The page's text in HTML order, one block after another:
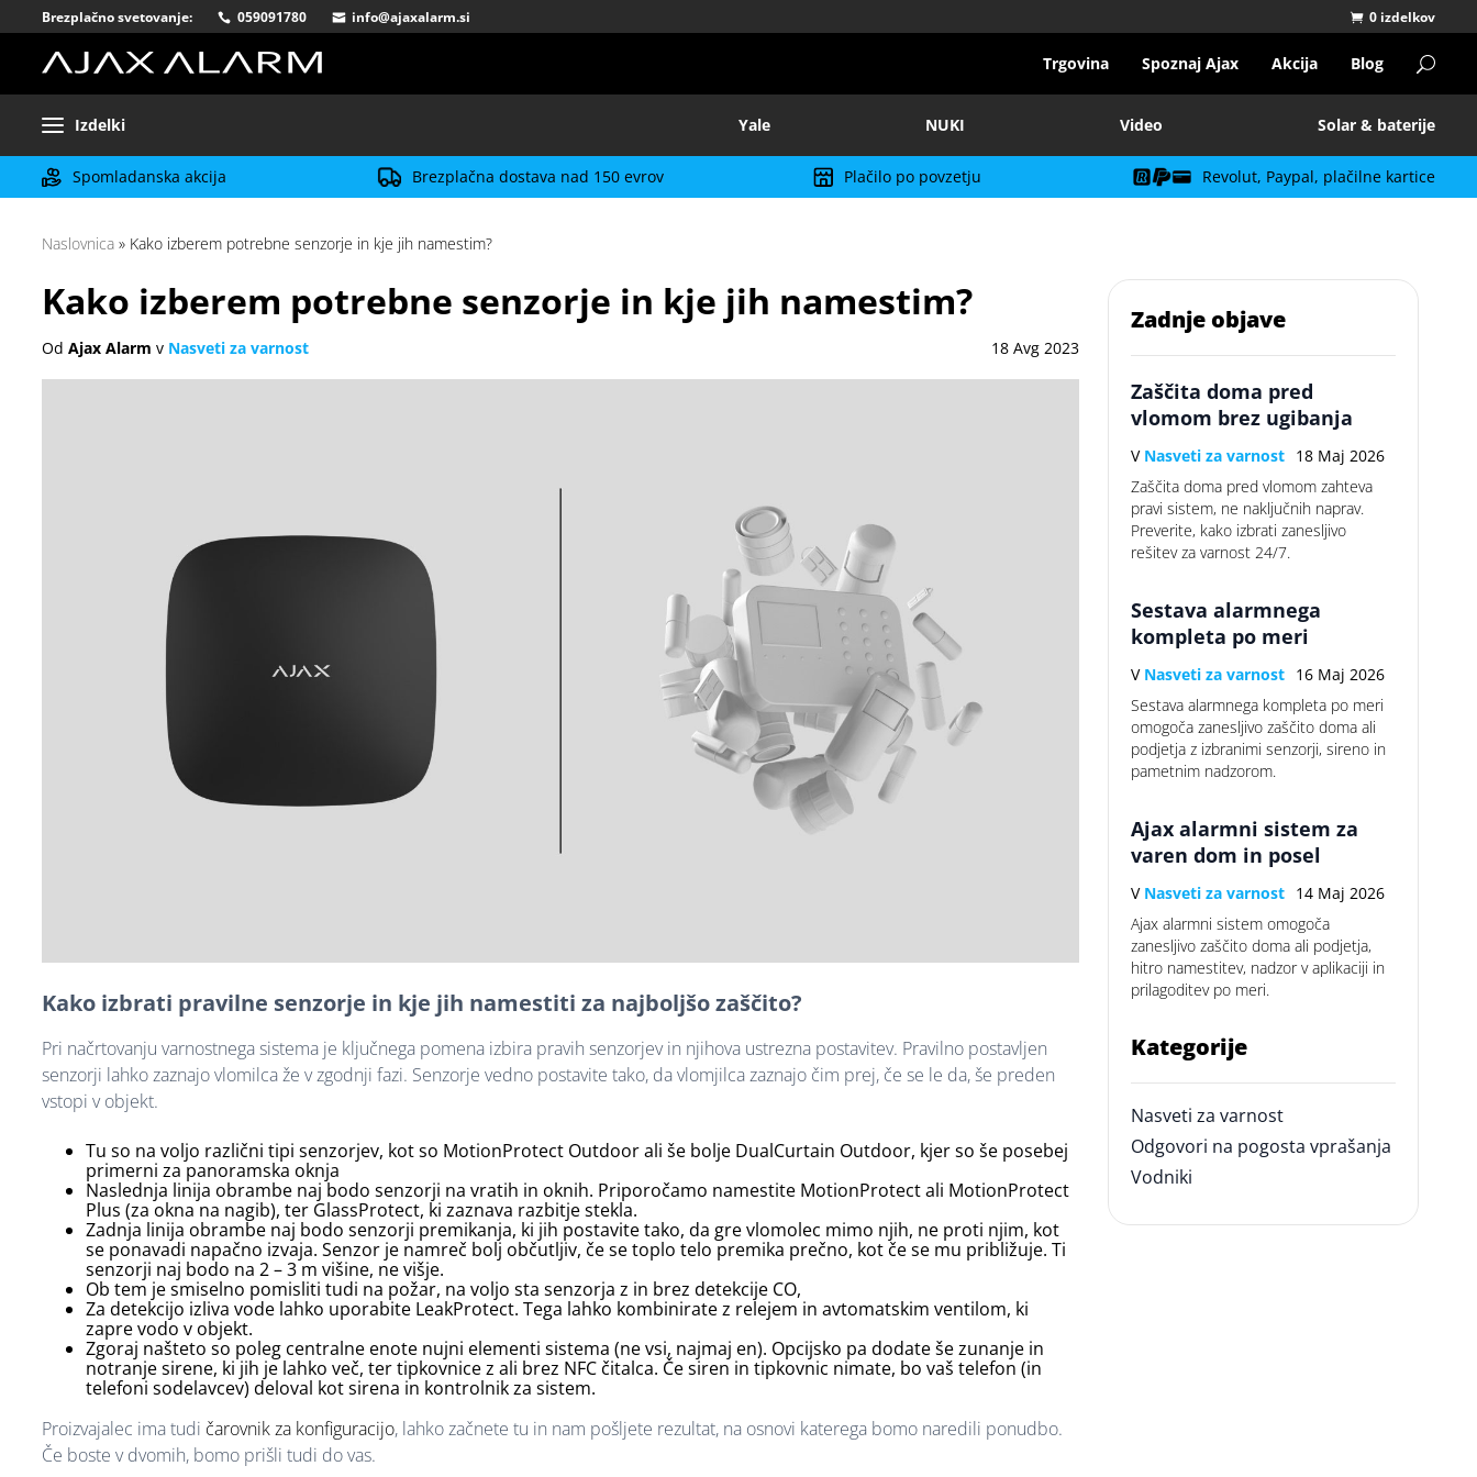
Brezplačno svetovanje: 059091780 info@ajaxalarm.si 0 izdelkov
Trgovina Spoznaj Ajax Akcija Blog
Izdelki Yale NUKI Video Solar & baterije
Spomladanska akcija Brezplačna dostava nad 150 evrov Plačilo po povzetju Revolut, Paypal, plačilne kartice
Naslovnica » Kako izberem potrebne senzorje in kje jih namestim?
Kako izberem potrebne senzorje in kje jih namestim?
Od Ajax Alarm v Nasveti za varnost 18 Avg 2023
Kako izbrati pravilne senzorje in kje jih namestiti za najboljšo zaščito?
Pri načrtovanju varnostnega sistema je ključnega pomena izbira pravih senzorjev in njihova ustrezna postavitev. Pravilno postavljen
senzorji lahko zaznajo vlomilca že v zgodnji fazi. Senzorje vedno postavite tako, da vlomjilca zaznajo čim prej, če se le da, še preden
vstopi v objekt.
Tu so na voljo različni tipi senzorjev, kot so MotionProtect Outdoor ali še bolje DualCurtain Outdoor, kjer so še posebej
primerni za panoramska oknja
Naslednja linija obrambe naj bodo senzorji na vratih in oknih. Priporočamo namestite MotionProtect ali MotionProtect
Plus (za okna na nagib), ter GlassProtect, ki zaznava razbitje stekla.
Zadnja linija obrambe naj bodo senzorji premikanja, ki jih postavite tako, da gre vlomolec mimo njih, ne proti njim, kot
se ponavadi napačno izvaja. Senzor je namreč bolj občutljiv, če se toplo telo premika prečno, kot če se mu približuje. Ti
senzorji naj bodo na 2 – 3 m višine, ne višje.
Ob tem je smiselno pomisliti tudi na požar, na voljo sta senzorja z in brez detekcije CO,
Za detekcijo izliva vode lahko uporabite LeakProtect. Tega lahko kombinirate z relejem in avtomatskim ventilom, ki
zapre vodo v objekt.
Zgoraj našteto so poleg centralne enote nujni elementi sistema (ne vsi, najmaj en). Opcijsko pa dodate še zunanje in
notranje sirene, ki jih je lahko več, ter tipkovnice z ali brez NFC čitalca. Če siren in tipkovnic nimate, bo vaš telefon (in
telefoni sodelavcev) deloval kot sirena in kontrolnik za sistem.
Proizvajalec ima tudi čarovnik za konfiguracijo, lahko začnete tu in nam pošljete rezultat, na osnovi katerega bomo naredili ponudbo.
Če boste v dvomih, bomo prišli tudi do vas.
Zadnje objave
Zaščita doma pred
vlomom brez ugibanja
V Nasveti za varnost 18 Maj 2026
Zaščita doma pred vlomom zahteva
pravi sistem, ne naključnih naprav.
Preverite, kako izbrati zanesljivo
rešitev za varnost 24/7.
Sestava alarmnega
kompleta po meri
V Nasveti za varnost 16 Maj 2026
Sestava alarmnega kompleta po meri
omogoča zanesljivo zaščito doma ali
podjetja z izbranimi senzorji, sireno in
pametnim nadzorom.
Ajax alarmni sistem za
varen dom in posel
V Nasveti za varnost 14 Maj 2026
Ajax alarmni sistem omogoča
zanesljivo zaščito doma ali podjetja,
hitro namestitev, nadzor v aplikaciji in
prilagoditev po meri.
Kategorije
Nasveti za varnost
Odgovori na pogosta vprašanja
Vodniki